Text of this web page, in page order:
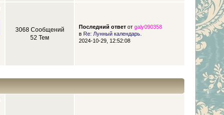
3068 Сообщений
52 Тем
Последний ответот galy090358
в Re: Лунный календарь.
2024-10-29, 12:52:08